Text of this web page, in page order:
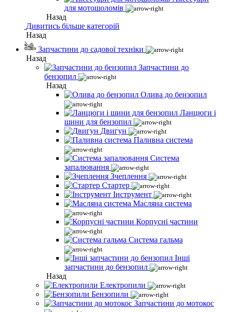
для мотошоломів
Назад
Дивитись більше категорій
Назад
Запчастини до садової техніки
Назад
Запчастини до
бензопил
Назад
Олива до бензопил
Ланцюги і
шини для бензопил
Двигун
Паливна система
Система
запалювання
Зчеплення
Стартер
Інструмент
Масляна система
Корпусні частини
Система гальма
Інші
запчастини до бензопил
Назад
Електропили
Бензопили
Запчастини до мотокос